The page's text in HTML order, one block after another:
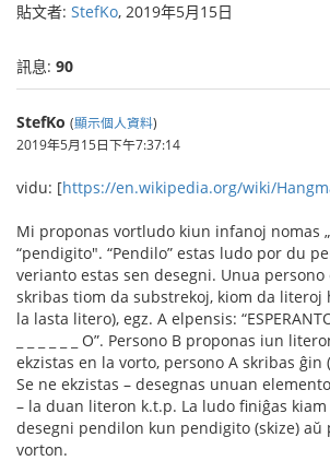
貼文者: StefKo, 2019年5月15日
訊息: 90
StefKo (顯示個人資料)
2019年5月15日下午7:37:14
vidu: [https://en.wikipedia.org/wiki/
Mi proponas vortludo kiun infanoj nomas
“pendigito". “Pendilo” estas ludo por du
verianto estas sen desegni. Unua
skribas tiom da substrekoj, kiom da literoj
la lasta litero), egz. A elpensis:
_ _ _ _ _ _ O”. Persono B proponas iun
ekzistas en la vorto, persono A skribas
Se ne ekzistas – desegnas unuan
– la duan literon k.t.p. La ludo finiĝas
desegni pendilon kun pendigito (skize) aŭ
vorton.